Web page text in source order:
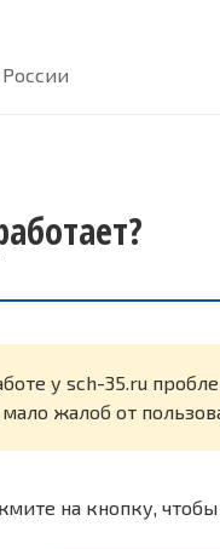
у sch-35.ru
мало жалоб от
на кнопку,